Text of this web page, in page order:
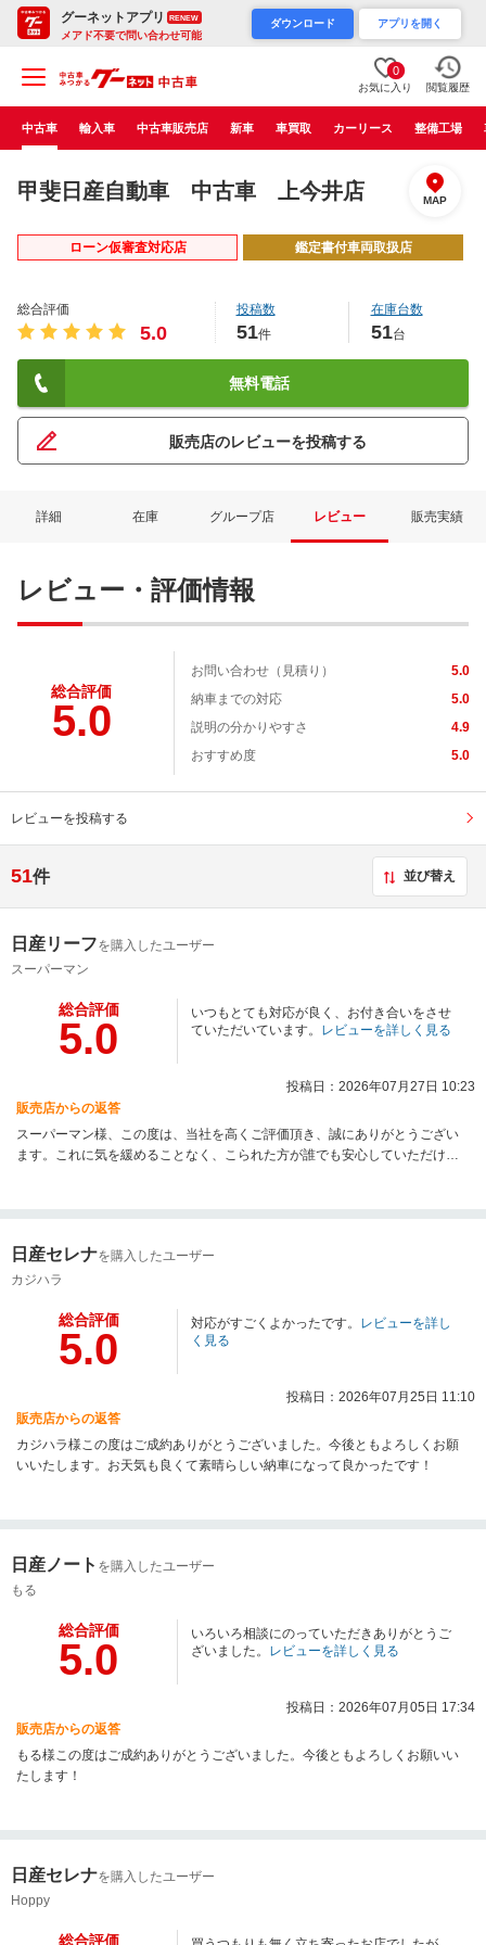
グーネットアプリ RENEW
メアド不要で問い合わせ可能
ダウンロード アプリを開く
0
お気に入り 閲覧履歴
中古車 輸入車 中古車販売店 新車 車買取 カーリース 整備工場
甲斐日産自動車 中古車 上今井店 MAP
ローン仮審査対応店 鑑定書付車両取扱店
総合評価
5.0
投稿数
51件
在庫台数
51台
無料電話
販売店のレビューを投稿する
詳細 在庫 グループ店 レビュー 販売実績
レビュー・評価情報
総合評価
5.0
お問い合わせ（見積り）
5.0
納車までの対応
5.0
説明の分かりやすさ
4.9
おすすめ度
5.0
レビューを投稿する
51件 並び替え
日産リーフを購入したユーザー
スーパーマン
総合評価
5.0
いつもとても対応が良く、お付き合いをさせ
ていただいています。 レビューを詳しく見る
投稿日：2026年07月27日 10:23
販売店からの返答
スーパーマン様、この度は、当社を高くご評価頂き、誠にありがとうござい
ます。これに気を緩めることなく、こられた方が誰でも安心していただける
日産セレナを購入したユーザー
カジハラ
総合評価
5.0
対応がすごくよかったです。 レビューを詳し
く見る
投稿日：2026年07月25日 11:10
販売店からの返答
カジハラ様この度はご成約ありがとうございました。今後ともよろしくお願
いいたします。お天気も良くて素晴らしい納車になって良かったです！
日産ノート を購入したユーザー
もる
総合評価
5.0
いろいろ相談にのっていただきありがとうご
ざいました。 レビューを詳しく見る
投稿日：2026年07月05日 17:34
販売店からの返答
もる様この度はご成約ありがとうございました。今後ともよろしくお願いい
たします！
日産セレナを購入したユーザー
Hoppy
総合評価